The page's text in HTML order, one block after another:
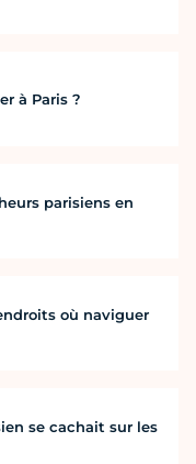
à Paris ?
parisiens en
où naviguer
se cachait sur les